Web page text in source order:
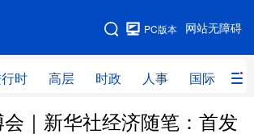
网站无障碍
PC版本
时 高层 时政 人事 国际 财
网站地图
高层 时政 人事
｜新华社经济随笔：首发